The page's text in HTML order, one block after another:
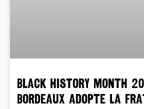
BLACK HISTORY MONTH
Bordeaux adopte la